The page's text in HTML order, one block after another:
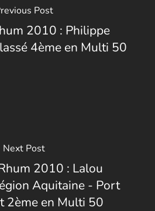
Post
2010 : Philippe
4ème en Multi 50
Next Post
2010 : Lalou
Aquitaine - Port
2ème en Multi 50